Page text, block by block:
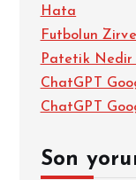
Hata
Futbolun
Patetik Nedir
ChatGPT
ChatGPT
Son